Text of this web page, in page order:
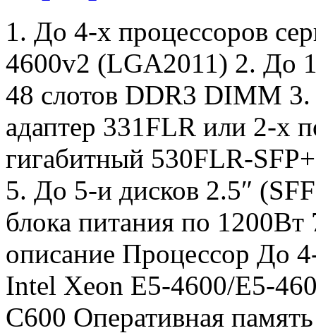
1. До 4-х процессоров
4600v2 (LGA2011) 2. До
48 слотов DDR3 DIMM
адаптер 331FLR или 2-х
гигабитный 530FLR-
5. До 5-и дисков 2.5″
блока питания по
описание Процессор До
Intel Xeon E5-4600/E5-
C600 Оперативная